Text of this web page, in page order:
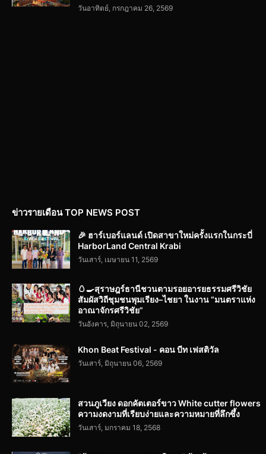
วันอาทิตย์, กรกฎาคม 26, 2569
ข่าวรายเดือน TOP NEWS POST
🎉 ฮาร์เบอร์แลนด์ เปิดสาขาใหม่ครั้งแรกในกระบี่
HarborLand Central Krabi
วันเสาร์, เมษายน 11, 2569
🥚🍳สุราษฎร์ธานีชวนตามรอยอารยธรรมศรีวิชัย
สัมผัสวิถีชุมชนพุมเรียง–ไชยา ในงาน “มนตราแห่ง
อาณาจักรศรีวิชัย”
วันอังคาร, มิถุนายน 02, 2569
Khon Beat Festival - คอน บีท เฟสติวัล
วันเสาร์, มิถุนายน 06, 2569
สวนภูเวียง ดอกคัตเตอร์ขาว White cutter flowers
ความงดงามที่เรียบง่ายและความหมายที่ลึกซึ้ง
วันเสาร์, มกราคม 18, 2568